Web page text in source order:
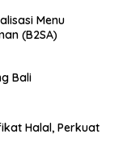
Menu
(B2SA)
Bali
Halal, Perkuat